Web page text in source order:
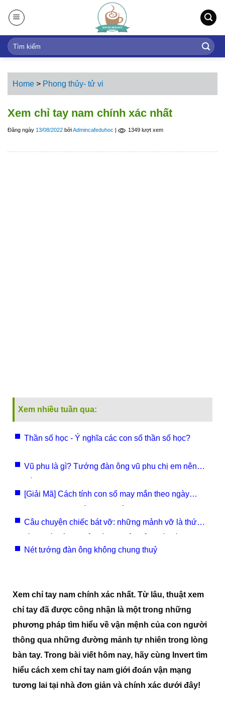
t
Home > Phong thủy- tử vi
Xem chỉ tay nam chính xác nhất
Đăng ngày 13/08/2022 bởiAdmincafeduhoc | 1349 lượt xem
Xem nhiều tuần qua:
Thần số học - Ý nghĩa các con số thần số học?
Vũ phu là gì? Tướng đàn ông vũ phu chị em nên
[Giải Mã] Cách tính con số may mắn theo ngày
Câu chuyện chiếc bát vỡ: những mảnh vỡ là thứ
hơn
Nét tướng đàn ông không chung thuỷ
Xem chỉ tay nam chính xác nhất. Từ lâu, thuật xem
chỉ tay đã được công nhận là một trong những
phương pháp tìm hiểu về vận mệnh của con người
thông qua những đường mảnh tự nhiên trong lòng
bàn tay. Trong bài viết hôm nay, hãy cùng Invert tìm
hiểu cách xem chỉ tay nam giới đoán vận mạng
tương lai tại nhà đơn giản và chính xác dưới đây!